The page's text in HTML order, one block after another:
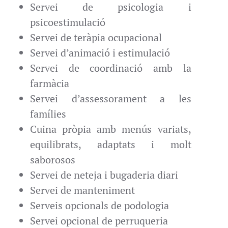
Servei de psicologia i
psicoestimulació
Servei de teràpia ocupacional
Servei d’animació i estimulació
Servei de coordinació amb la
farmàcia
Servei d’assessorament a les
famílies
Cuina pròpia amb menús variats,
equilibrats, adaptats i molt
saborosos
Servei de neteja i bugaderia diari
Servei de manteniment
Serveis opcionals de podologia
Servei opcional de perruqueria